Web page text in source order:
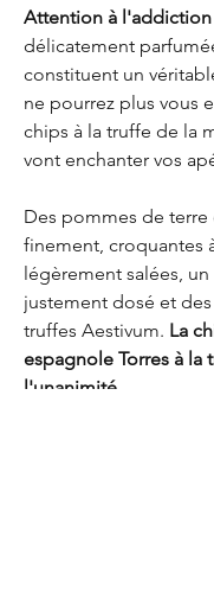
Attention à
délicatement
constituent un
ne pourrez plus vous
chips à la truffe de la
vont enchanter vos
Des pommes de
finement, croquantes
légèrement salées, un
justement dosé et
truffes Aestivum. La
espagnole Torres à la
l'unanimité.